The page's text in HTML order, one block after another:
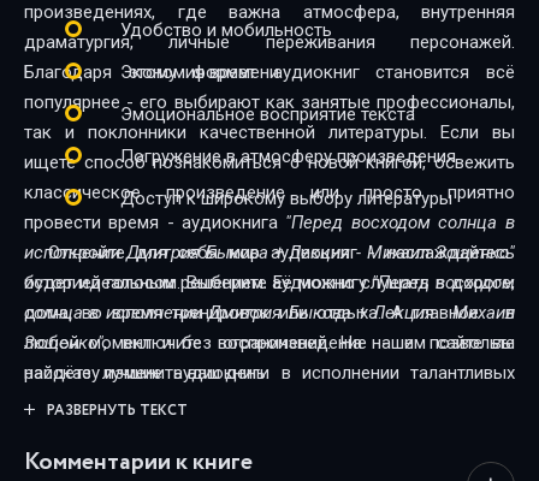
произведениях, где важна атмосфера, внутренняя
драматургия, личные переживания персонажей.
Благодаря этому формат аудиокниг становится всё
популярнее - его выбирают как занятые профессионалы,
так и поклонники качественной литературы. Если вы
ищете способ познакомиться с новой книгой, освежить
классическое произведение или просто приятно
провести время - аудиокнига "Перед восходом солнца в
исполнении Дмитрия Быкова + Лекция - Михаил Зощенко"
будет идеальным решением. Её можно слушать в дороге,
дома, во время тренировок или отдыха. А главное - в
любой момент и без ограничений. На нашем сайте вы
найдёте лучшие аудиокниги в исполнении талантливых
чтецов. Каждая озвучка тщательно подобрана, чтобы
максимально комфортным. Новинки и классика,
Удобство и мобильность
Экономия времени
Эмоциональное восприятие текста
Погружение в атмосферу произведения
Доступ к широкому выбору литературы
Откройте для себя мир аудиокниг - наслаждайтесь
историей голосом. Выберите аудиокнигу"Перед восходом
солнца в исполнении Дмитрия Быкова + Лекция - Михаил
Зощенко", включите воспроизведение - и позвольте
рассказу изменить ваш день.
РАЗВЕРНУТЬ ТЕКСТ
Комментарии к книге